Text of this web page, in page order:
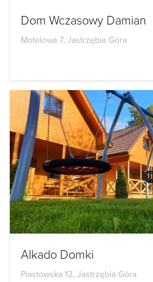
Dom Wczasowy Damian
Motelowa 7, Jastrzębia Góra
Alkado Domki
Piastowska 12, Jastrzębia Góra